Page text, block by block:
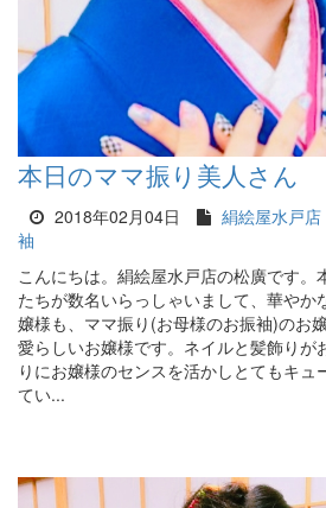
本日のママ振り美人さん
2018年02月04日 絹絵屋水戸店
袖
こんにちは。絹絵屋水戸店の松廣です。
たちが数名いらっしゃいまして、華やか
嬢様も、ママ振り(お母様のお振袖)のお
愛らしいお嬢様です。ネイルと髪飾りが
りにお嬢様のセンスを活かしとてもキュ
てい...